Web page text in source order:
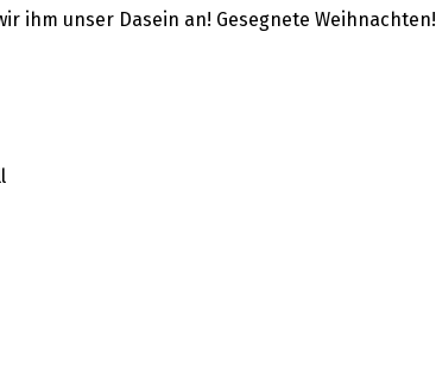
ihm unser Dasein an! Gesegnete Weihnachten!